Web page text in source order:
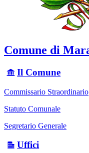
Comune di
Il Comune
Commissario Straordinario
Statuto Comunale
Segretario Generale
Uffici